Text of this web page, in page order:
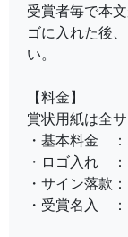
受賞者毎で本
ゴに入れた後
い。
【料金】
賞状用紙は全
・基本料金
・ロゴ入れ
・サイン落款
・受賞名入